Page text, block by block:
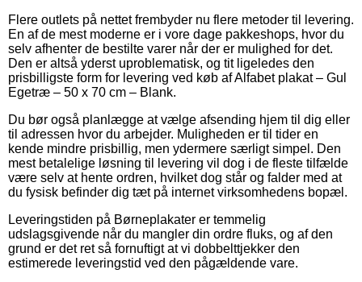
Flere outlets på nettet frembyder nu flere metoder til levering.
En af de mest moderne er i vore dage pakkeshops, hvor du
selv afhenter de bestilte varer når der er mulighed for det.
Den er altså yderst uproblematisk, og tit ligeledes den
prisbilligste form for levering ved køb af Alfabet plakat – Gul
Egetræ – 50 x 70 cm – Blank.
Du bør også planlægge at vælge afsending hjem til dig eller
til adressen hvor du arbejder. Muligheden er til tider en
kende mindre prisbillig, men ydermere særligt simpel. Den
mest betalelige løsning til levering vil dog i de fleste tilfælde
være selv at hente ordren, hvilket dog står og falder med at
du fysisk befinder dig tæt på internet virksomhedens bopæl.
Leveringstiden på Børneplakater er temmelig
udslagsgivende når du mangler din ordre fluks, og af den
grund er det ret så fornuftigt at vi dobbelttjekker den
estimerede leveringstid ved den pågældende vare.